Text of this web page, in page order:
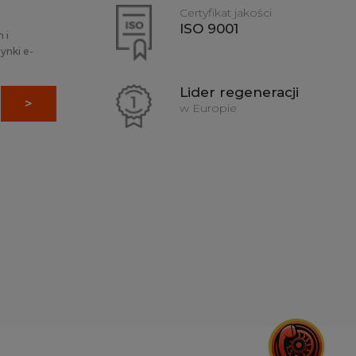
efektywność paliwową, co pozwala na
a codzienne użytkowanie pojazdu
i
e-
Certyfikat jakości
ISO 9001
Lider regeneracji
w Europie